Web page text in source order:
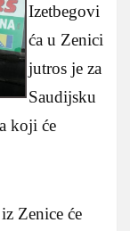
Izetbegovi
ća u Zenici
jutros je za
Saudijsku
koji će
Zenice će